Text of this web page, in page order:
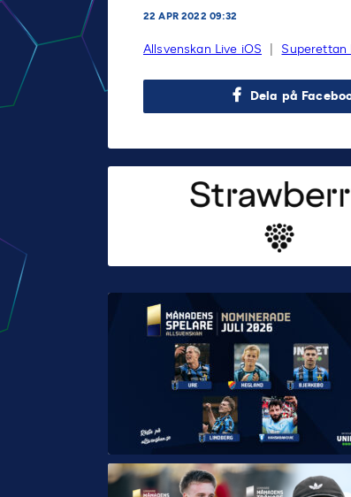
22 APR 2022 09:32
Allsvenskan Live iOS Superettan
Dela på